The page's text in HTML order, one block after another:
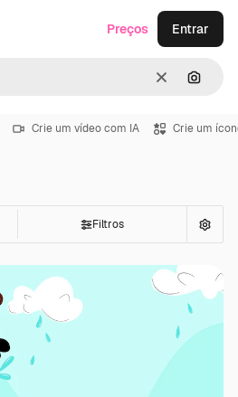
Limpar
Preços Entrar
Crie um vídeo com IA Crie um
Filtros